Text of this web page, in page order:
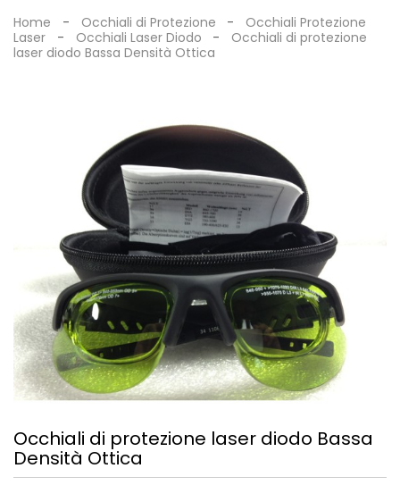
Home Occhiali di Protezione
Occhiali Protezione
Laser
Occhiali Laser Diodo
Occhiali di protezione
laser diodo Bassa Densità Ottica
Occhiali di protezione laser diodo Bassa
Densità Ottica